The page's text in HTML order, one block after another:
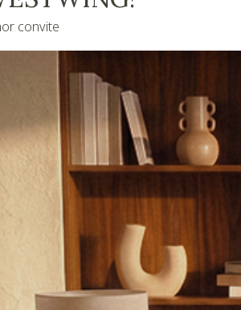
convite